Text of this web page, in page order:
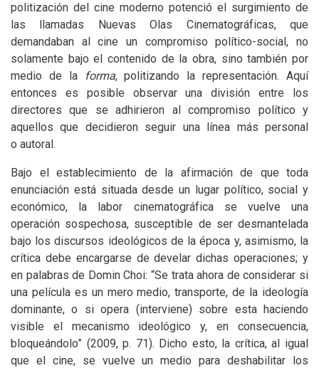
politización del cine moderno potenció el surgimiento de
las llamadas Nuevas Olas Cinematográficas, que
demandaban al cine un compromiso político-social, no
solamente bajo el contenido de la obra, sino también por
medio de la
forma, politizando la representación. Aquí
entonces es posible observar una división entre los
directores que se adhirieron al compromiso político y
aquellos que decidieron seguir una línea más personal
o autoral.
Bajo el establecimiento de la afirmación de que toda
enunciación está situada desde un lugar político, social y
económico, la labor cinematográfica se vuelve una
operación sospechosa, susceptible de ser desmantelada
bajo los discursos ideológicos de la época y, asimismo, la
crítica debe encargarse de develar dichas operaciones; y
en palabras de Domin Choi: “Se trata ahora de considerar si
una película es un mero medio, transporte, de la ideología
dominante, o si opera (interviene) sobre esta haciendo
visible el mecanismo ideológico y, en consecuencia,
bloqueándolo” (2009, p. 71). Dicho esto, la crítica, al igual
que el cine, se vuelve un medio para deshabilitar los